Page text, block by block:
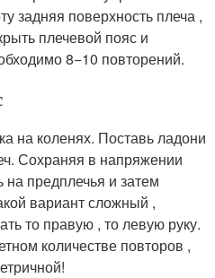
задняя поверхность плеча ,
плечевой пояс и
8−10 повторений.
на коленях. Поставь ладони
Сохраняя в напряжении
на предплечья и затем
вариант сложный ,
то правую , то левую руку.
количестве повторов ,